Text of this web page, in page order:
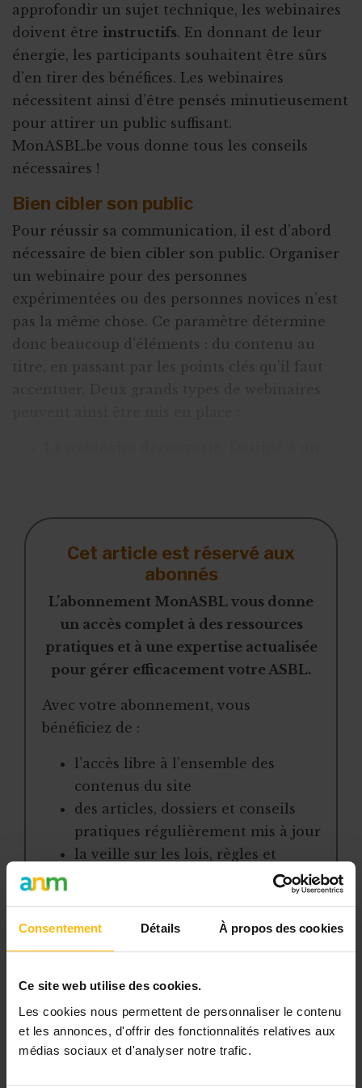
Consentement Détails À propos des cookies
Ce site web utilise des cookies.
Les cookies nous permettent de personnaliser le contenu
et les annonces, d'offrir des fonctionnalités relatives aux
médias sociaux et d'analyser notre trafic.
approfondir un sujet technique, les webinaires
doivent être instructifs. En donnant de leur
énergie, les participants souhaitent être sûrs
d’en tirer des bénéfices. Les webinaires
nécessitent ainsi d’être pensés minutieusement
pour attirer un public suffisant.
MonASBL.be vous donne tous les conseils
nécessaires !
Bien cibler son public
Pour réussir sa communication, il est d’abord
nécessaire de bien cibler son public. Organiser
un webinaire pour des personnes
expérimentées ou des personnes novices n’est
pas la même chose. Ce paramètre détermine
donc beaucoup d’éléments : du contenu au
Cet article est réservé aux
abonnés
L’abonnement MonASBL vous donne
un accès complet à des ressources
pratiques et à une expertise actualisée
pour gérer efficacement votre ASBL.
Avec votre abonnement, vous
bénéficiez de :
l’accès libre à l’ensemble des
contenus du site
des articles, dossiers et conseils
pratiques régulièrement mis à jour
la veille sur les lois, règles et
modèles et ressources
adaptée à vos besoins
Pour continuer la lecture, créez votre
compte (si ce n’est pas encore fait) et